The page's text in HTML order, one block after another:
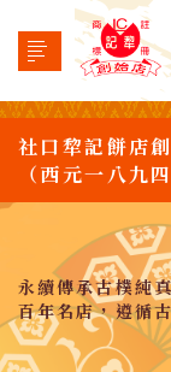
社口犂記餅店
（西元一八九
永續傳承古樸純
百年名店，遵循